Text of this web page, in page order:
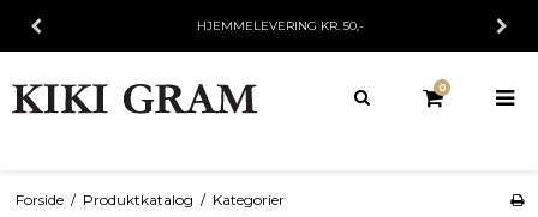
HJEMMELEVERING KR. 50,-
0
Forside / Produktkatalog / Kategorier